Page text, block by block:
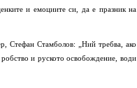
и емоциите си, да е празник на
Стефан Стамболов: „Ний требва, ако
и руското освобождение, води